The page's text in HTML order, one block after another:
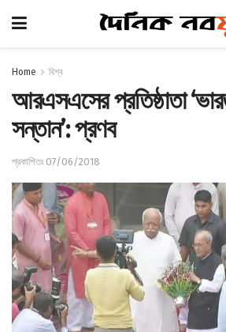
Home বিশ্ব
আরএসএসের প্রতিষ্ঠাতা
সন্তান’: প্রণব
প্রকাশিতঃ 07/06/2018